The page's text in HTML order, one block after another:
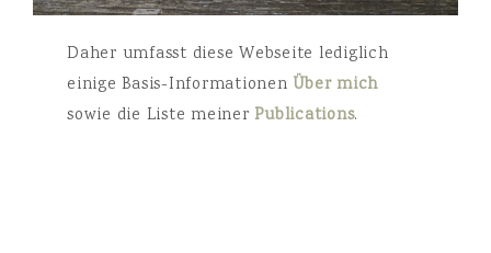
Daher umfasst diese Webseite lediglich
einige Basis-Informationen Über mich
sowie die Liste meinerPublications.